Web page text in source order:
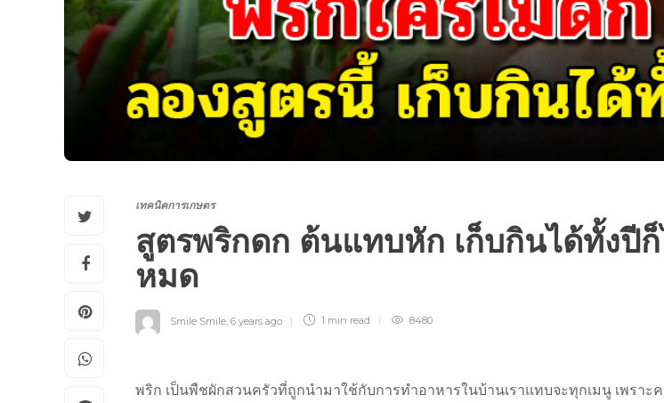
เทคนิคการเกษตร
สูตรพริกดก ต้นแทบหัก เก็บกินได้ทั้งปี
หมด
Smile Smile 6 years ago 1 min read 8480
พริก เป็นพืชผักสวนครัวที่ถูกนำมาใช้กับการทำอาหารในบ้านเราแทบจะทุกเมนู เพราะ